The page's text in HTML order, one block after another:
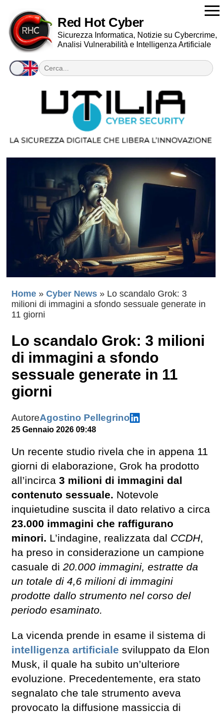
Red Hot Cyber
Sicurezza Informatica, Notizie su Cybercrime,
Analisi Vulnerabilità e Intelligenza Artificiale
Home » Cyber News » Lo scandalo Grok: 3
milioni di immagini a sfondo sessuale generate in
11 giorni
Lo scandalo Grok: 3 milioni
di immagini a sfondo
sessuale generate in 11
giorni
AutoreAgostino Pellegrino
25 Gennaio 2026 09:48
Un recente studio rivela che in appena 11
giorni di elaborazione, Grok ha prodotto
all’incirca 3 milioni di immagini dal
contenuto sessuale. Notevole
inquietudine suscita il dato relativo a circa
23.000 immagini che raffigurano
minori. L’indagine, realizzata dal CCDH,
ha preso in considerazione un campione
casuale di 20.000 immagini, estratte da
un totale di 4,6 milioni di immagini
prodotte dallo strumento nel corso del
periodo esaminato.
La vicenda prende in esame il sistema di
intelligenza artificiale sviluppato da Elon
Musk, il quale ha subito un’ulteriore
evoluzione. Precedentemente, era stato
segnalato che tale strumento aveva
provocato la diffusione massiccia di